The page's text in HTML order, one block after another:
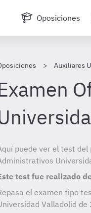
Oposiciones
Auxiliares
puede ver el test
test fue realizado
el examen tipo
Valladolid de